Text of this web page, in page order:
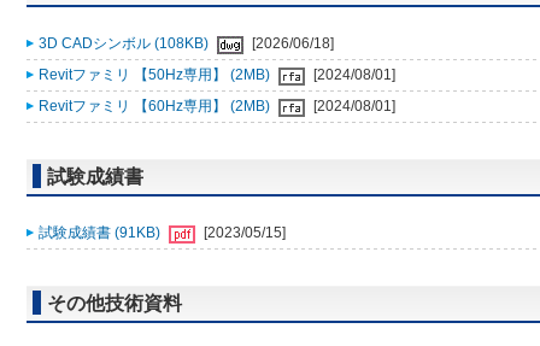
3D CADシンボル (108KB)
[2026/06/18]
Revitファミリ 【50Hz専用】 (2MB)
[2024/08/01]
Revitファミリ 【60Hz専用】 (2MB)
[2024/08/01]
試験成績書
試験成績書 (91KB) [2023/05/15]
その他技術資料